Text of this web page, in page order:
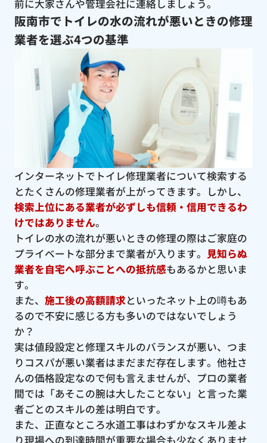
前に大家さんや管理会社に連絡しましょう。
阪南市でトイレの水の流れが悪いときの修理
業者を選ぶ4つの基準
インターネットでトイレ修理業者について検索する
とたくさんの修理業者が上がってきます。しかし、
検索上位にある業者が必ずしも信頼・信用できるわ
けではありません。
トイレの水の流れが悪いときの修理の際はご家庭の
プライベートな部分まで業者が入ります。 見知らぬ
業者を自宅へ呼ぶことへの抵抗感もあるかと思いま
す。
また、 施工後の高額請求といったネット上の噂もあ
るので不安に感じる方も多いのではないでしょう
か？
実は値段設定と修理スキルのバランスが悪い、つま
りコスパが悪い業者はまだまだ存在します。他社さ
んの価格設定なので何も言えませんが、プロの業者
間では「あそこの腕は大したことない」と言った業
者ごとのスキルの差は明白です。
また、正直なところ水道工事はわずかなスキル差よ
り現場への到達時間が重要な場合も少なくありませ